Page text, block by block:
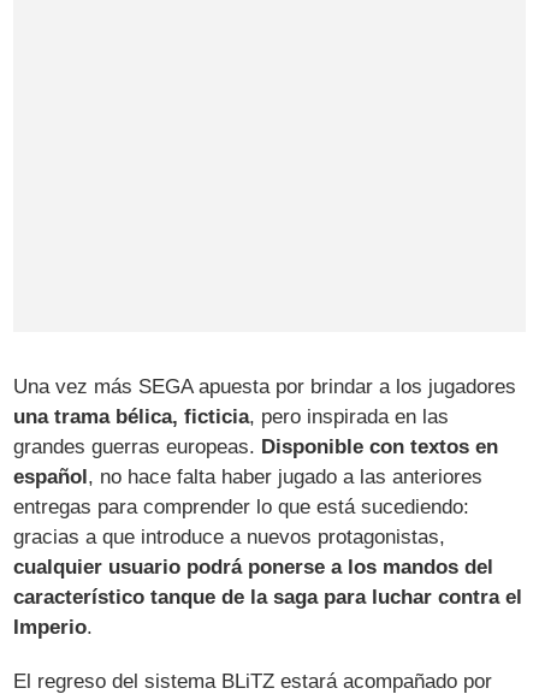
Una vez más SEGA apuesta por brindar a los jugadores
una trama bélica, ficticia, pero inspirada en las
grandes guerras europeas. Disponible con textos en
español , no hace falta haber jugado a las anteriores
entregas para comprender lo que está sucediendo:
gracias a que introduce a nuevos protagonistas,
cualquier usuario podrá ponerse a los mandos del
característico tanque de la saga para luchar contra el
Imperio.
El regreso del sistema BLiTZ estará acompañado por